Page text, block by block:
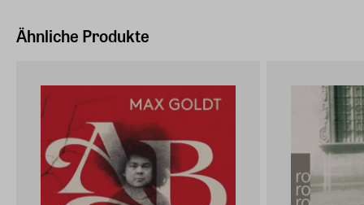
Ähnliche Produkte